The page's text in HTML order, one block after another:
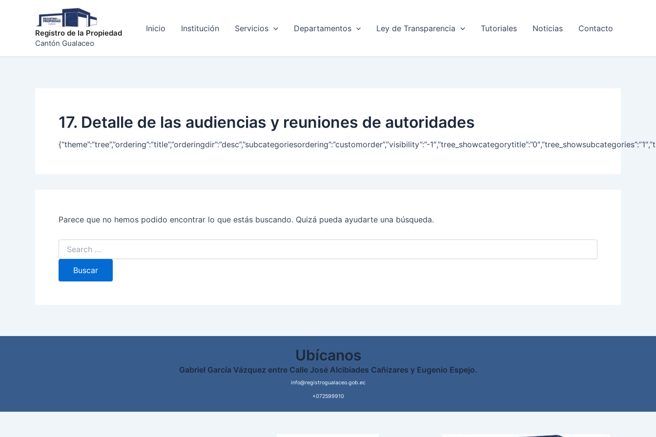
contenidoRegistro de la Propiedad
Cantón Gualaceo
Inicio Institución Servicios Departamentos Ley de Transparencia Tutoriales Noticias Contacto
17. Detalle de las audiencias y reuniones de autoridades
{“theme”:”tree”,”ordering”:”title”,”orderingdir”:”desc”,”subcategoriesordering”:”customorder”,”visibility”:”-
Parece que no hemos podido encontrar lo que estás buscando. Quizá pueda ayudarte una búsqueda.
por:
Ubícanos
Gabriel García Vázquez entre Calle José Alcibiades Cañizares y Eugenio Espejo.
info@registrogualaceo.gob.ec
+072599910